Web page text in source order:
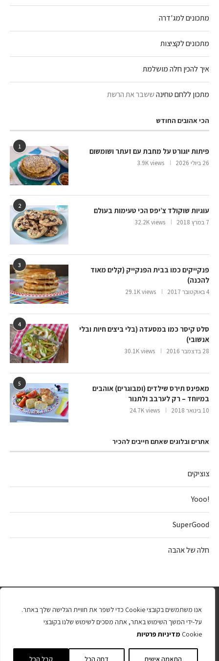
אנו משתמשים בקובצי Cookie כדי לשפר את חוויית הגלישה שלך באתר.
על-ידי המשך השימוש באתר, אתה מסכים לשימוש שלנו בקובצי
Cookie מדיניות פרטיות
התאמה אישית דחה הכל קבל הכל
מתכונים למג'דרה
מתכונים לקציצות
איך להכין חלה מושלמת
מתכון ללחם טחינהששבר את הרשת
הכי אהובים החודש
1
פיתות יוגורט על מחבת עם זעתר ושומשום
26 ביולי 2026 3.9K views
2
עוגיות שוקולד צ’יפס הכי טעימות בעולם
7 במרץ 2018 32.2K views
3
פנקייקים כמו בבית הפנקייק (קלים מאוד
להכנה)
4 באוקטובר 2017 29.1K views
4
סלט קיסר כמו במסעדה (בלי ביצים חיות ובלי
אנשובי)
28 בדצמבר 2016 30.1K views
5
מאפינס תירס שילדים (ומבוגרים) אוהבים
במיוחד – רק לערבב ולתנור
10 בינואר 2018 24.7K views
אתרים ובלוגים שאתם חייבים להכיר
צוציקים
!Yooo
SuperGood
חלה של אהבה